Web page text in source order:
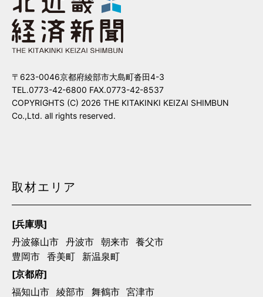
〒623-0046京都府綾部市大島町沓田4-3
TEL.0773-42-6800 FAX.0773-42-8537
COPYRIGHTS (C) 2026 THE KITAKINKI KEIZAI SHIMBUN
Co.,Ltd. all rights reserved.
取材エリア
[兵庫県]
丹波篠山市
丹波市 朝来市
養父市
豊岡市
香美町
新温泉町
[京都府]
福知山市
綾部市 舞鶴市 宮津市